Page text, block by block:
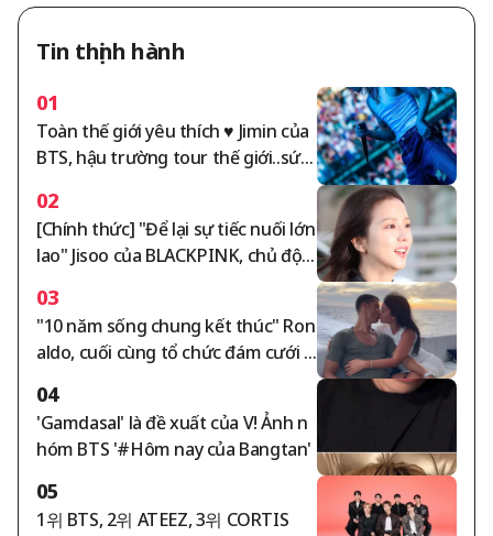
Tin thịnh hành
01
Toàn thế giới yêu thích ♥ Jimin của
BTS, hậu trường tour thế giới..sức
02
[Chính thức] "Để lại sự tiếc nuối lớn
lao" Jisoo của BLACKPINK, chủ độn
03
"10 năm sống chung kết thúc" Ron
aldo, cuối cùng tổ chức đám cưới t
giá 57 tỷ won "từ nhân viên bán hà
ng Gucci trở thành phu nhân trị giá
1 nghìn tỷ won"
04
'Gamdasal' là đề xuất của V! Ảnh n
hóm BTS '#Hôm nay của Bangtan'
05
1위 BTS, 2위 ATEEZ, 3위 CORTIS